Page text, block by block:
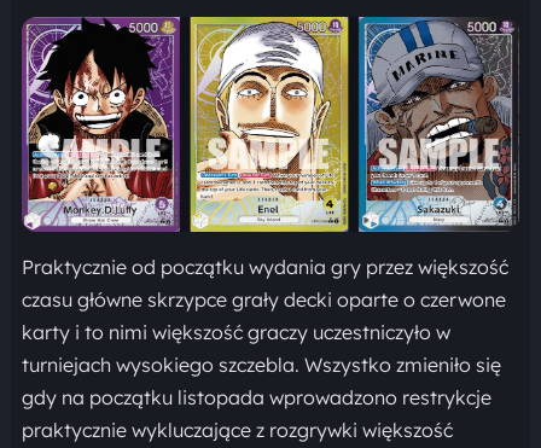
Praktycznie od początku wydania gry przez większość
czasu główne skrzypce grały decki oparte o czerwone
karty i to nimi większość graczy uczestniczyło w
turniejach wysokiego szczebla. Wszystko zmieniło się
gdy na początku listopada wprowadzono restrykcje
praktycznie wykluczające z rozgrywki większość